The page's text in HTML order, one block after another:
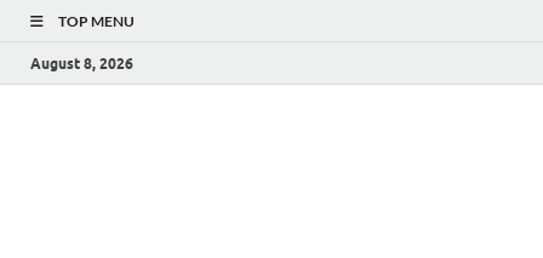
TOP MENU
August 8, 2026